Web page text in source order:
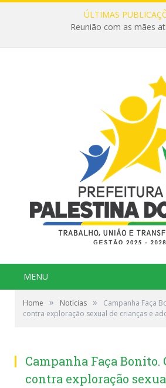
ÚLTIMAS
Reunião com as mães
MENU
Home » Notícias »
Campanha Faça
contra exploração sexual de crianças e
Campanha Faça Bonito.
contra exploração